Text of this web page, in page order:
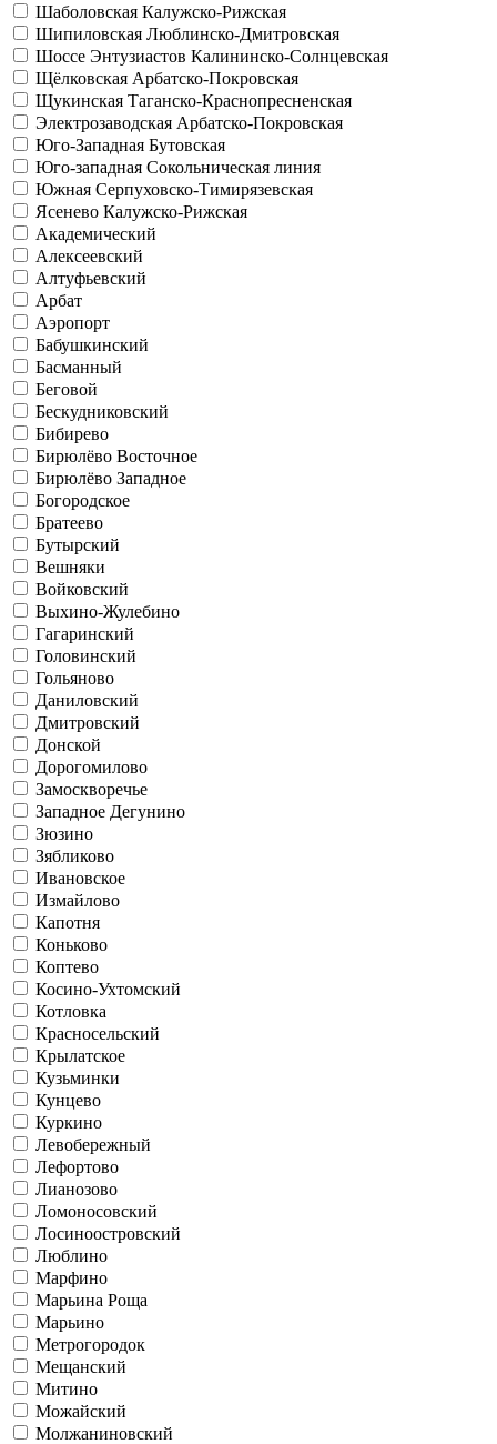
Шаболовская Калужско-Рижская
Шипиловская Люблинско-Дмитровская
Шоссе Энтузиастов Калининско-Солнцевская
Щёлковская Арбатско-Покровская
Щукинская Таганско-Краснопресненская
Электрозаводская Арбатско-Покровская
Юго-Западная Бутовская
Юго-западная Сокольническая линия
Южная Серпуховско-Тимирязевская
Ясенево Калужско-Рижская
Академический
Алексеевский
Алтуфьевский
Арбат
Аэропорт
Бабушкинский
Басманный
Беговой
Бескудниковский
Бибирево
Бирюлёво Восточное
Бирюлёво Западное
Богородское
Братеево
Бутырский
Вешняки
Войковский
Выхино-Жулебино
Гагаринский
Головинский
Гольяново
Даниловский
Дмитровский
Донской
Дорогомилово
Замоскворечье
Западное Дегунино
Зюзино
Зябликово
Ивановское
Измайлово
Капотня
Коньково
Коптево
Косино-Ухтомский
Котловка
Красносельский
Крылатское
Кузьминки
Кунцево
Куркино
Левобережный
Лефортово
Лианозово
Ломоносовский
Лосиноостровский
Люблино
Марфино
Марьина Роща
Марьино
Метрогородок
Мещанский
Митино
Можайский
Молжаниновский